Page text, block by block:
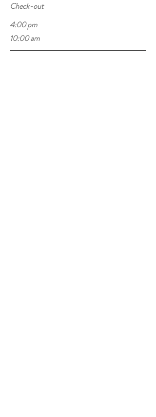
Check-out
4:00 pm
10:00 am